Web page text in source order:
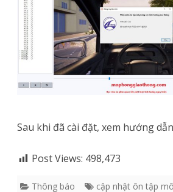
Sau khi đã cài đặt, xem hướng
Post Views: 498,473
Thông báo cập nhật ôn tập